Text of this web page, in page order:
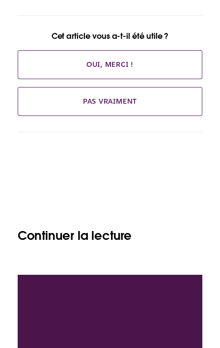
Cet article vous a-t-il été utile ?
OUI, MERCI !
PAS VRAIMENT
Continuer la lecture